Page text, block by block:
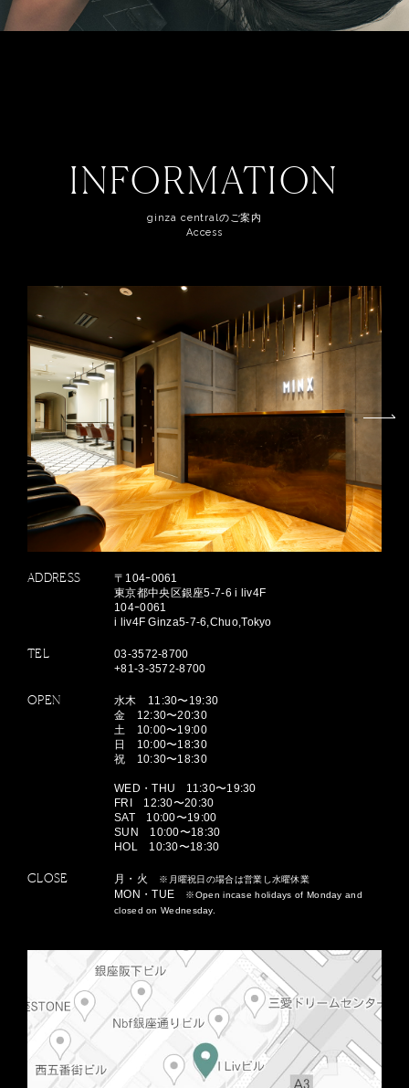
INFORMATION
ginza centralのご案内
Access
ADDRESS
〒104ｰ0061
東京都中央区銀座5-7-6 i liv4F
104ｰ0061
i liv4F Ginza5-7-6,Chuo,Tokyo
TEL
03-3572-8700
+81-3-3572-8700
OPEN
水木 11:30〜19:30
金 12:30〜20:30
土 10:00〜19:00
日 10:00〜18:30
祝 10:30〜18:30
WED・THU 11:30〜19:30
FRI 12:30〜20:30
SAT 10:00〜19:00
SUN 10:00〜18:30
HOL 10:30〜18:30
CLOSE 月・火 ※月曜祝日の場合は営業し水曜休業
MON・TUE
※Open incase holidays of Monday and
closed on Wednesday.